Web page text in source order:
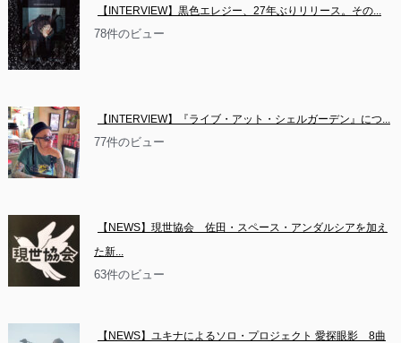
【INTERVIEW】黒色エレジー、27年ぶりリリース。その...
78件のビュー
【INTERVIEW】『ライブ・アット・シェルガーデン』につ...
77件のビュー
【NEWS】現世協会　佐田・スペース・アンダルシアを加え
た新...
63件のビュー
【NEWS】ユキナによるソロ・プロジェクト 愛探眼影　8曲